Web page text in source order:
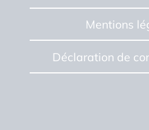
Mentions
Déclaration de